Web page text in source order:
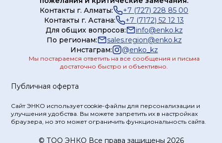
Публичная оферта
Сайт ЭНКО использует cookie-файлы для персонализации и
улучшения удобства. Вы можете запретить их в настройках
браузера, но это может ограничить функциональность сайта.
© ТOO ЭНКО Все права защищены 2026
Контакты г. Алматы:
+7 (727) 228 85 00
Контакты г. Астана:
+7 (7172) 52 12 13
Для общих вопросов:
info@enko.kz
По регионам:
sales.region@enko.kz
Инстаграм:
@enko_kz
Мы постараемся ответить на все сообщения и письма
достаточно быстро и объективно.